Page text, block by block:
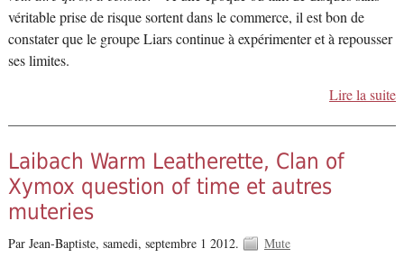
véritable prise de risque sortent dans le commerce, il est bon de
constater que le groupe Liars continue à expérimenter et à repousser
ses limites.
Lire la suite
Laibach Warm Leatherette, Clan of
Xymox question of time et autres
muteries
Par Jean-Baptiste, samedi, septembre 1 2012. Mute